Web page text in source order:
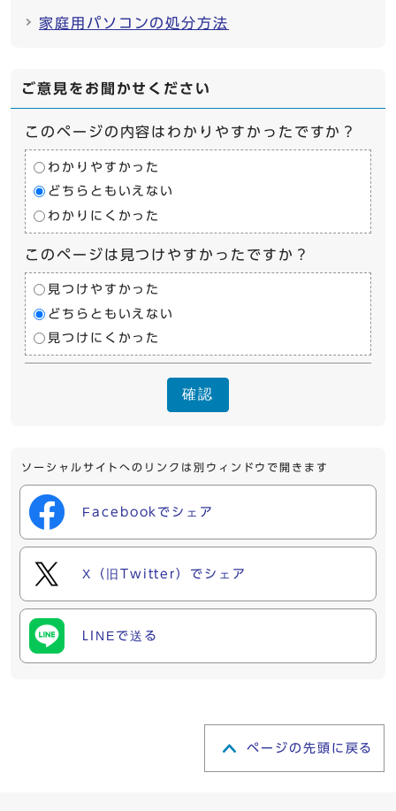
家庭用パソコンの処分方法
ご意見をお聞かせください
このページの内容はわかりやすかったですか？
わかりやすかった
どちらともいえない
わかりにくかった
このページは見つけやすかったですか？
見つけやすかった
どちらともいえない
見つけにくかった
確認
ソーシャルサイトへのリンクは別ウィンドウで開きます
Facebookでシェア
X（旧Twitter）でシェア
LINEで送る
ページの先頭に戻る